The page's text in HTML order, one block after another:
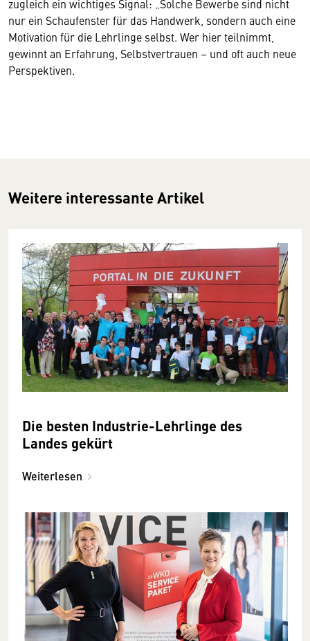
zugleich ein wichtiges Signal: „Solche Bewerbe sind nicht
nur ein Schaufenster für das Handwerk, sondern auch eine
Motivation für die Lehrlinge selbst. Wer hier teilnimmt,
gewinnt an Erfahrung, Selbstvertrauen – und oft auch neue
Perspektiven.
Weitere interessante Artikel
Die besten Industrie-Lehrlinge des
Landes gekürt
Weiterlesen